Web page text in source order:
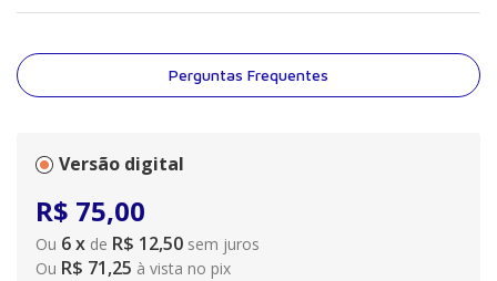
Perguntas Frequentes
Versão digital
R$ 75,00
Ou 6x de R$ 12,50 sem juros
Ou R$ 71,25 à vista no pix